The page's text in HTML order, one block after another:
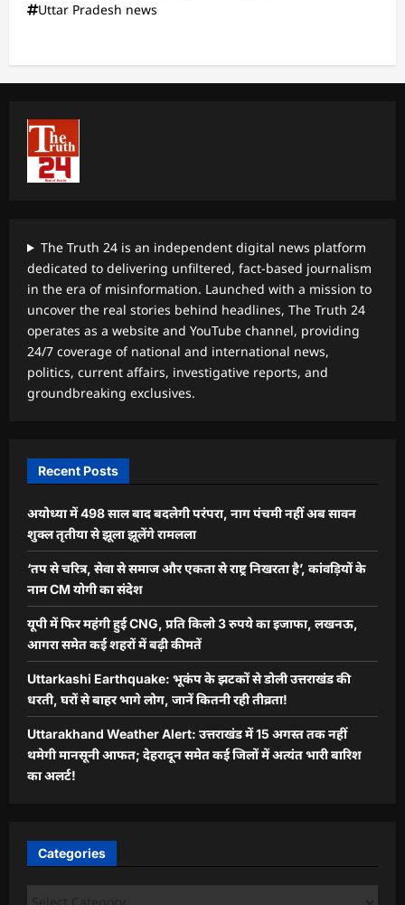
Uttar Pradesh news
The Truth 24 is an independent digital news platform
dedicated to delivering unfiltered, fact-based journalism
in the era of misinformation. Launched with a mission to
uncover the real stories behind headlines, The Truth 24
operates as a website and YouTube channel, providing
24/7 coverage of national and international news,
politics, current affairs, investigative reports, and
groundbreaking exclusives.
Recent Posts
अयोध्या में 498 साल बाद बदलेगी परंपरा, नाग पंचमी नहीं अब सावन
शुक्ल तृतीया से झूला झूलेंगे रामलला
‘तप से चरित्र, सेवा से समाज और एकता से राष्ट्र निखरता है’, कांवड़ियों के
नाम CM योगी का संदेश
यूपी में फिर महंगी हुई CNG, प्रति किलो 3 रुपये का इजाफा, लखनऊ,
आगरा समेत कई शहरों में बढ़ी कीमतें
Uttarkashi Earthquake: भूकंप के झटकों से डोली उत्तराखंड की
धरती, घरों से बाहर भागे लोग, जानें कितनी रही तीव्रता!
Uttarakhand Weather Alert: उत्तराखंड में 15 अगस्त तक नहीं
थमेगी मानसूनी आफत; देहरादून समेत कई जिलों में अत्यंत भारी बारिश
का अलर्ट!
Categories